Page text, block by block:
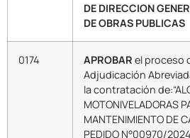
DE DIRECCION
DE OBRAS PUBLICAS
0174 APROBAR el proceso
Adjudicación
la contratación
MOTONIVELADORAS
MANTENIMIENTO DE
PEDIDO N°00970/